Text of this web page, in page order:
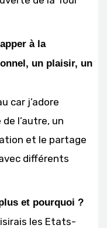
à la
un plaisir, un
car j’adore
l’autre, un
et le partage
différents
et pourquoi ?
les Etats-